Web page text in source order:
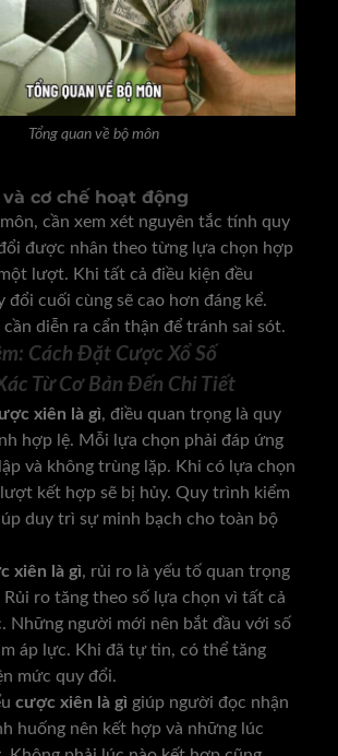
Tổng quan về bộ môn
cơ chế hoạt động
cần xem xét nguyên tắc tính quy
được nhân theo từng lựa chọn hợp
lượt. Khi tất cả điều kiện đều
đổi cuối cùng sẽ cao hơn đáng kể.
diễn ra cẩn thận để tránh sai sót.
Cách Đặt Cược Xổ Số
Từ Cơ Bản Đến Chi Tiết
xiên là gì, điều quan trọng là quy
hợp lệ. Mỗi lựa chọn phải đáp ứng
và không trùng lặp. Khi có lựa chọn
kết hợp sẽ bị hủy. Quy trình kiểm
duy trì sự minh bạch cho toàn bộ
xiên là gì, rủi ro là yếu tố quan trọng
ro tăng theo số lựa chọn vì tất cả
Những người mới nên bắt đầu với số
áp lực. Khi đã tự tin, có thể tăng
mức quy đổi.
cược xiên là gì giúp người đọc nhận
huống nên kết hợp và những lúc